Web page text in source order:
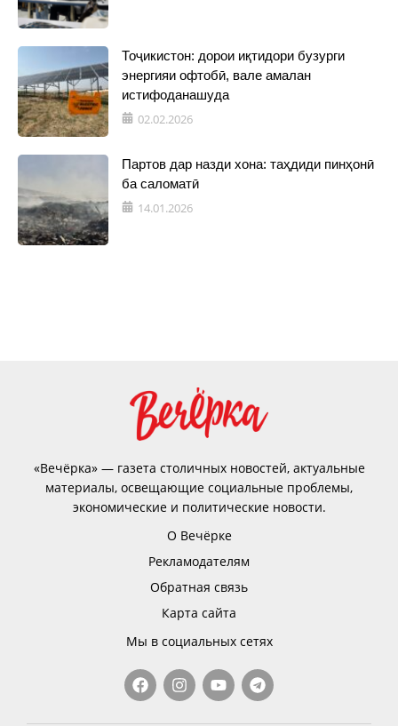
Тоҷикистон: дорои иқтидори бузурги
энергияи офтобӣ, вале амалан
истифоданашуда
02.02.2026
Партов дар назди хона: таҳдиди пинҳонӣ
ба саломатӣ
14.01.2026
«Вечёрка» — газета столичных новостей, актуальные
материалы, освещающие социальные проблемы,
экономические и политические новости.
О Вечёрке
Рекламодателям
Обратная связь
Карта сайта
Мы в социальных сетях